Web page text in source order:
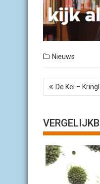
Nieuws
e
c
h
n
a
De Kei –